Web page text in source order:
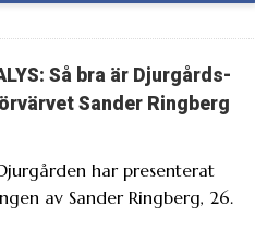
Så bra är Djurgårds-
Sander Ringberg
Djurgården har presenterat
av Sander Ringberg, 26.